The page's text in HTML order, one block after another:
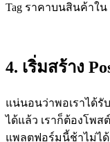
Tag ราคาบนสินค้าใน
4. เริ่มสร้าง
แน่นอนว่าพอเราได้รับ
ได้แล้ว เราก็ต้องโพส
แพลตฟอร์มนี้ช้าไม่ไ